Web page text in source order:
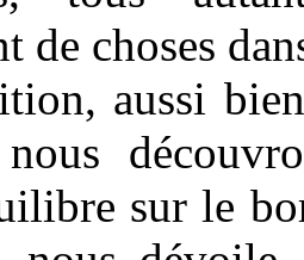
de choses
aussi
sur le